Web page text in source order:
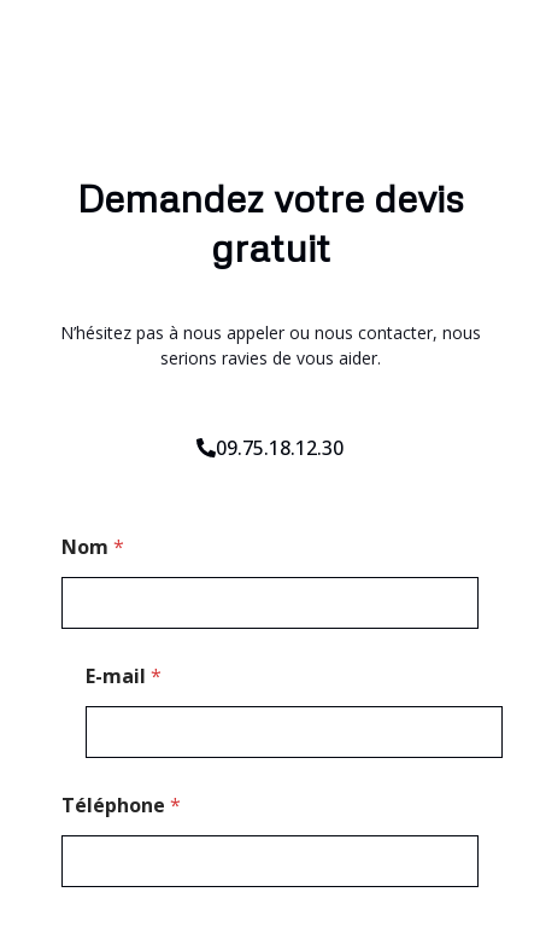
Demandez votre devis
gratuit
N’hésitez pas à nous appeler ou nous contacter, nous
serions ravies de vous aider.
09.75.18.12.30
Nom *
E-mail *
Téléphone *